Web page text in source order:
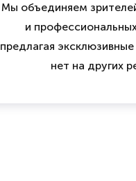
Мы объединяем
и
предлагая
нет на других